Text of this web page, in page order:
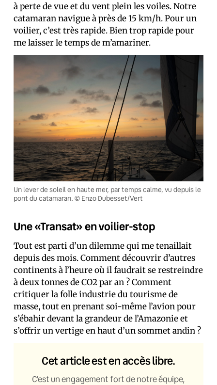
à perte de vue et du vent plein les voiles. Notre
catamaran navigue à près de 15 km/h. Pour un
voilier, c’est très rapide. Bien trop rapide pour
me laisser le temps de m’amariner.
Un lever de soleil en haute mer, par temps calme, vu depuis le
pont du catamaran. © Enzo Dubesset/Vert
Une «Transat» en voilier-stop
Tout est parti d’un dilemme qui me tenaillait
depuis des mois. Comment découvrir d’autres
continents à l’heure où il faudrait se restreindre
à deux tonnes de CO2 par an ? Comment
critiquer la folle industrie du tourisme de
masse, tout en prenant soi-même l’avion pour
s’ébahir devant la grandeur de l’Amazonie et
s’offrir un vertige en haut d’un sommet andin ?
Cet article est en accès libre.
C’est un engagement fort de notre équipe,